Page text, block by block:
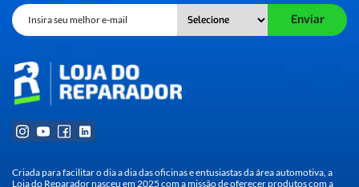
Enviar
Criada para facilitar o dia a dia das oficinas e entusiastas da área automotiva, a
Loja do Reparador nasceu em 2025 com a missão de oferecer produtos com a